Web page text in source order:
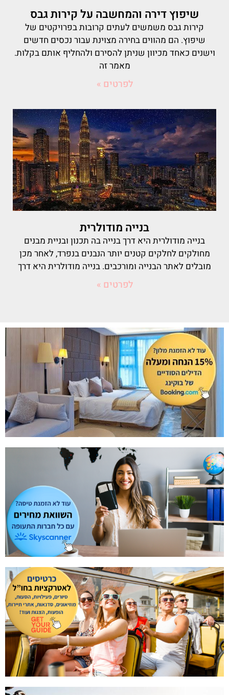
שיפוץ דירה והמחשבה על קירות גבס
קירות גבס משמשים לעתים קרובות בפרויקטים של
שיפוץ. הם מהווים בחירה מצוינת עבור נכסים חדשים
וישנים כאחד מכיוון שניתן להסירם ולהחליף אותם בקלות.
מאמר זה
לפרטים »
בנייה מודולרית
בנייה מודולרית היא דרך בנייה בה תכנון ובניית מבנים
מחולקים לחלקים קטנים יותר הנבנים בנפרד, לאחר מכן
מובלים לאתר הבנייה ומורכבים. בנייה מודולרית היא דרך
לפרטים »